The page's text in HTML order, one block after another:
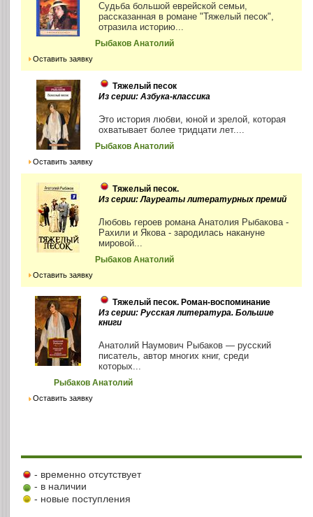
Судьба большой еврейской семьи,
рассказанная в романе "Тяжелый песок",
отразила историю...
Рыбаков Анатолий
Оставить заявку
Тяжелый песок
Из серии: Азбука-классика
Это история любви, юной и зрелой, которая
охватывает более тридцати лет....
Рыбаков Анатолий
Оставить заявку
Тяжелый песок.
Из серии: Лауреаты литературных премий
Любовь героев романа Анатолия Рыбакова -
Рахили и Якова - зародилась накануне
мировой...
Рыбаков Анатолий
Оставить заявку
Тяжелый песок. Роман-воспоминание
Из серии: Русская литература. Большие
книги
Анатолий Наумович Рыбаков — русский
писатель, автор многих книг, среди
которых...
Рыбаков Анатолий
Оставить заявку
- временно отсутствует
- в наличии
- новые поступления